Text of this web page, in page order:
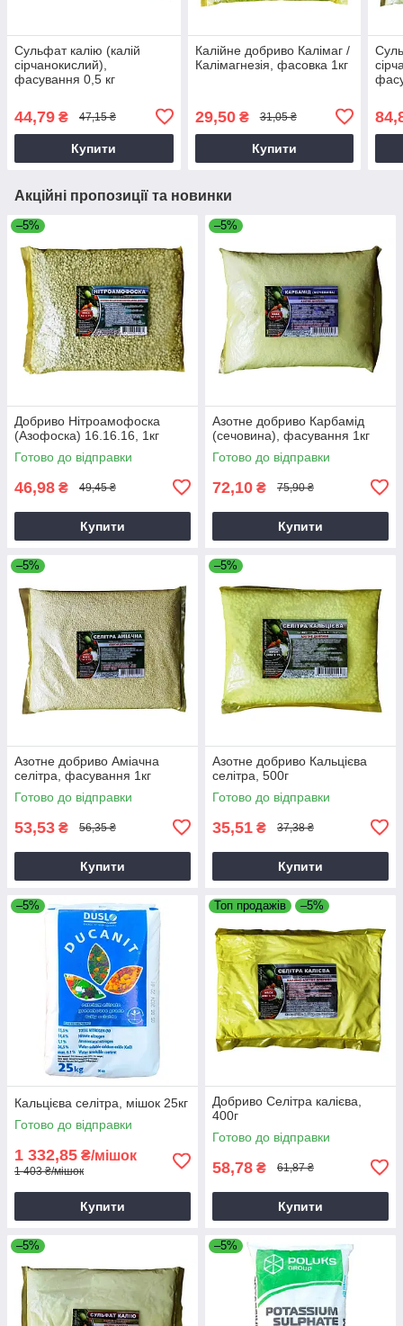
Сульфат калію (калій
сірчанокислий),
фасування 0,5 кг
44,79 ₴ 47,15 ₴
Купити
Калійне добриво Калімаг /
Калімагнезія, фасовка 1кг
29,50₴ 31,05 ₴
Купити
Акційні пропозиції та новинки
–5%
Добриво Нітроамофоска
(Азофоска) 16.16.16, 1кг
Готово до відправки
46,98 ₴ 49,45 ₴
Купити
–5%
Азотне добриво Карбамід
(сечовина), фасування 1кг
Готово до відправки
72,10 ₴ 75,90 ₴
Купити
–5%
Азотне добриво Аміачна
селітра, фасування 1кг
Готово до відправки
53,53 ₴ 56,35 ₴
Купити
–5%
Азотне добриво Кальцієва
селітра, 500г
Готово до відправки
35,51 ₴ 37,38 ₴
Купити
–5%
Кальцієва селітра, мішок 25кг
Готово до відправки
1 332,85 ₴/мішок
1 403 ₴/мішок
Купити
Топ продажів –5%
Добриво Селітра калієва,
400г
Готово до відправки
58,78 ₴ 61,87 ₴
Купити
–5% –5%